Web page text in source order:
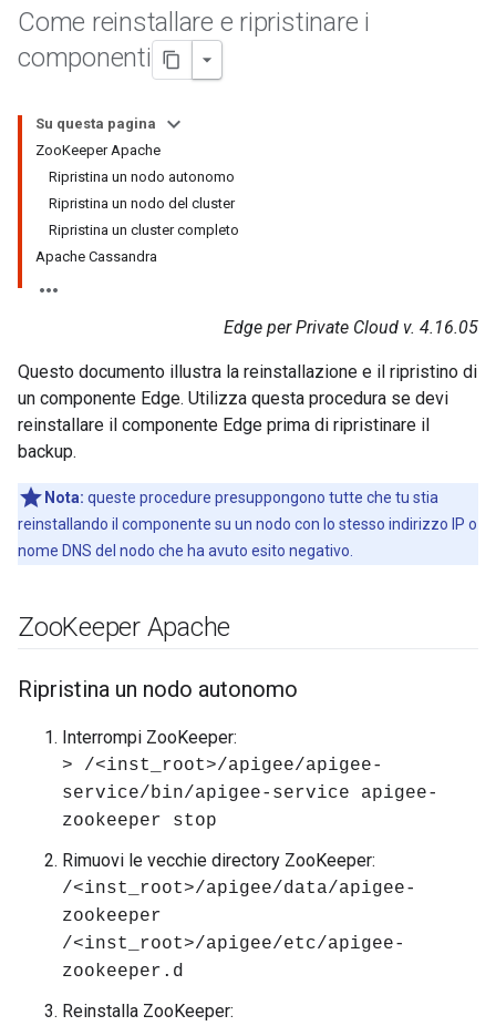
Come reinstallare e ripristinare i
componenti
Su questa pagina
ZooKeeper Apache
Ripristina un nodo autonomo
Ripristina un nodo del cluster
Ripristina un cluster completo
Apache Cassandra
Edge per Private Cloud v. 4.16.05
Questo documento illustra la reinstallazione e il ripristino di
un componente Edge. Utilizza questa procedura se devi
reinstallare il componente Edge prima di ripristinare il
backup.
Nota: queste procedure presuppongono tutte che tu stia
reinstallando il componente su un nodo con lo stesso indirizzo IP o
nome DNS del nodo che ha avuto esito negativo.
ZooKeeper Apache
Ripristina un nodo autonomo
Interrompi ZooKeeper:
> /<inst_root>/apigee/apigee-
service/bin/apigee-service apigee-
zookeeper stop
Rimuovi le vecchie directory ZooKeeper:
/<inst_root>/apigee/data/apigee-
zookeeper
/<inst_root>/apigee/etc/apigee-
zookeeper.d
Reinstalla ZooKeeper: